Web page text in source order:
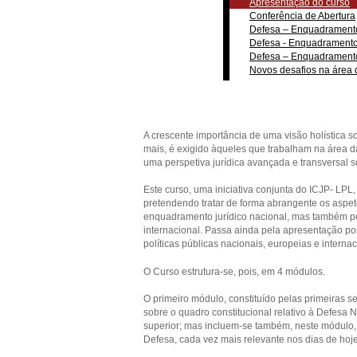
Conferência de Abertura
Defesa –
Defesa -
Defesa –
Novos desafios na área
A crescente importância de uma visão holística
mais, é exigido àqueles que trabalham na área
uma perspetiva jurídica avançada e transversal
Este curso, uma iniciativa conjunta do ICJP-
pretendendo tratar de forma abrangente os
enquadramento jurídico nacional, mas também
internacional. Passa ainda pela apresentação
políticas públicas nacionais, europeias e
O Curso estrutura-se, pois, em 4 módulos.
O primeiro módulo, constituído pelas primeiras
sobre o quadro constitucional relativo à Defesa
superior; mas incluem-se também, neste
Defesa, cada vez mais relevante nos dias de